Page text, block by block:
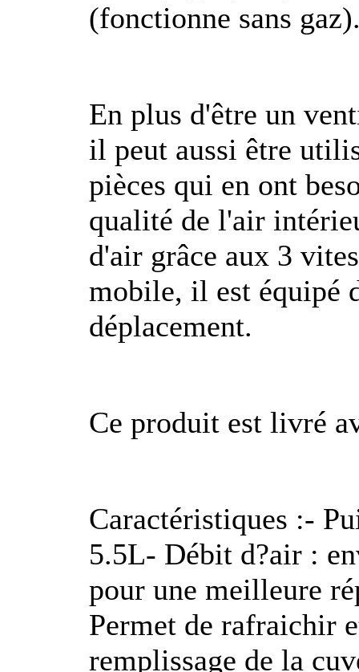
(fonctionne sans
En plus d'être un
il peut aussi être
pièces qui en ont
qualité de l'air
d'air grâce aux 3
mobile, il est équipé
déplacement.
Ce produit est livré
Caractéristiques :-
5.5L- Débit d?air :
pour une meilleure
Permet de rafraichir
remplissage de la